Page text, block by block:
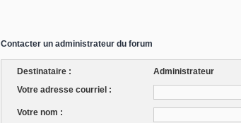
Contacter un administrateur du forum
Destinataire :
Administrateur
Votre adresse courriel :
Votre nom :